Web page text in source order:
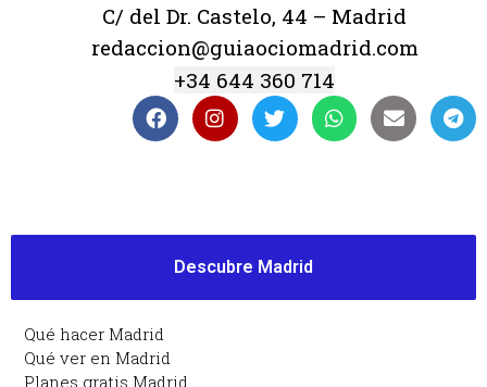
C/ del Dr. Castelo, 44 – Madrid
redaccion@guiaociomadrid.com
+34 644 360 714
Descubre Madrid
Qué hacer Madrid
Qué ver en Madrid
Planes gratis Madrid